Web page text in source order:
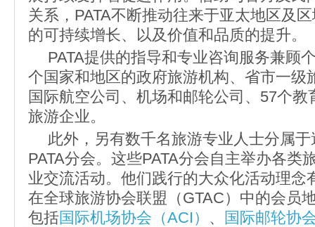
关系，PATA不断推动往来于亚太地区及
的可持续增长、以及价值和品质的提升。
PATA提供的指导和专业咨询服务兼顾
个国家和地区的政府旅游机构、省市一级
国际航空公司、机场和邮轮公司、57个教
旅游企业。
此外，另有数千名旅游专业人士分属
PATA分会。这些PATA分会自主举办各类
业交流活动。他们践行的大众化活动理念
在全球旅游协会联盟（GTAC）中的会员
包括国际机场协会（ACI） 、
国际邮轮协